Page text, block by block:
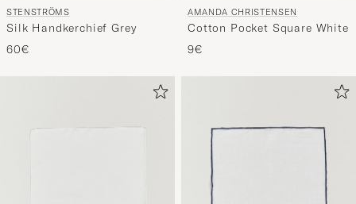
STENSTRÖMS
Silk Handkerchief Grey
60€
AMANDA CHRISTENSEN
Cotton Pocket Square White
9€